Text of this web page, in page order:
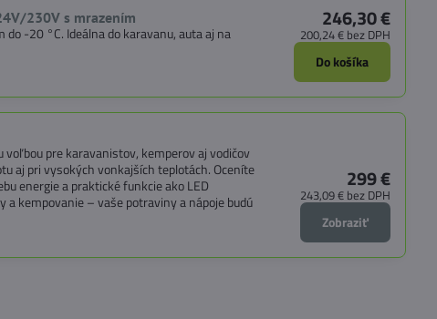
230V s mrazením
-20 °C. Ideálna do karavanu, auta aj na
246,30 €
200,24 € bez DPH
Do košíka
pre karavanistov, kemperov aj vodičov
aj pri vysokých vonkajších teplotách. Oceníte
energie a praktické funkcie ako LED
a kempovanie – vaše potraviny a nápoje budú
299 €
243,09 € bez DPH
Zobraziť